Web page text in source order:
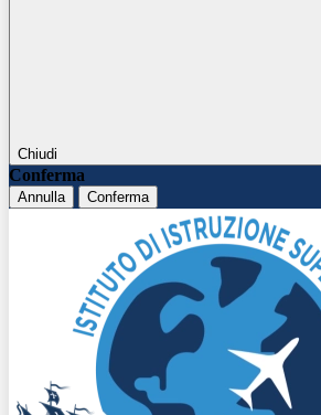
Chiudi
Conferma
Annulla Conferma